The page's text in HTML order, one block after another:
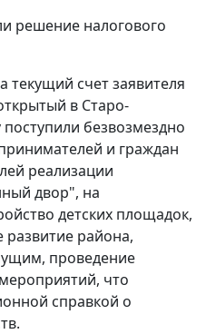
решение налогового
текущий счет заявителя
в Старо-
безвозмездно
и граждан
реализации
двор", на
детских площадок,
района,
проведение
что
справкой о